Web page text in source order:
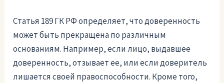
Статья 189 ГК РФ определяет, что доверенность
может быть прекращена по различным
основаниям. Например, если лицо, выдавшее
доверенность, отзывает ее, или если доверитель
лишается своей правоспособности. Кроме того,